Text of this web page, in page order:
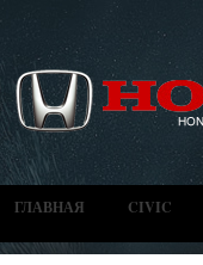
ГЛАВНАЯ CIVIC